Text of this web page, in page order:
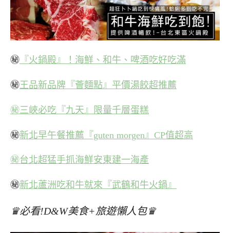
㊙ 『火鍋殿』！海鮮、和牛、啤酒吃好吃滿
㊙王品新品牌『薈麵點』平價湯餃超推薦
㊙三峽必吃『九天』限量千層蛋糕
㊙新北早午餐推薦『guten morgen』CP值超高
㊙台北超猛手抓海鮮安東建一海產
㊙新北蘆洲吃和牛就來『武鶴和牛火鍋』
♛必看!D&W美食+旅遊懶人包♛